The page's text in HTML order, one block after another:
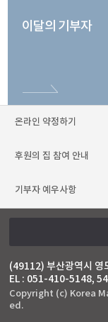
이달의 기부자
온라인 약정하기
후원의 집 참여 안내
기부자 예우사항
(49112) 부산광역시 영
EL : 051-410-5148,
Copyright (c) Korea
ed.